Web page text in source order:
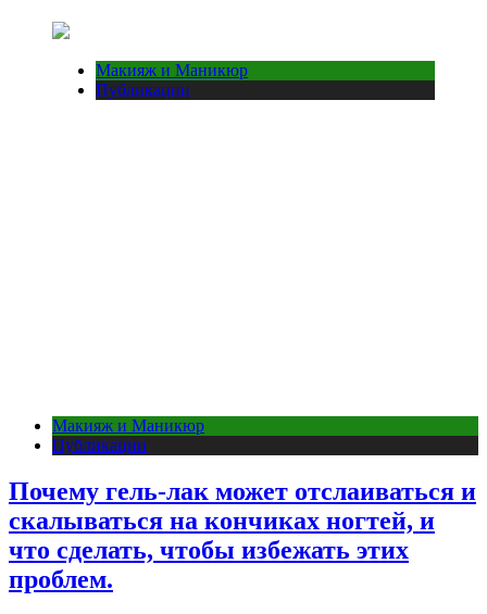
Макияж и Маникюр
Публикации
Макияж и Маникюр
Публикации
Почему гель-лак может отслаиваться и
скалываться на кончиках ногтей, и
что сделать, чтобы избежать этих
проблем.